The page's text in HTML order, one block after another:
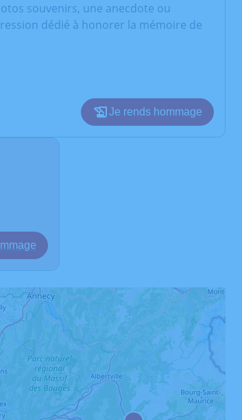
souvenirs, une anecdote ou
dédié à honorer la mémoire de
Je rends hommage